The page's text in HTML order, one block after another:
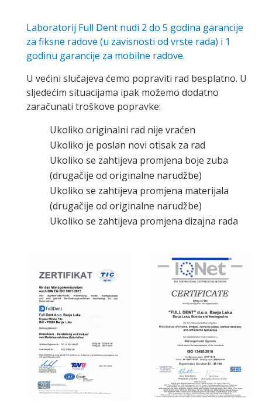
Laboratorij Full Dent nudi 2 do 5 godina garancije
za fiksne radove (u zavisnosti od vrste rada) i 1
godinu garancije za mobilne radove.
U većini slučajeva ćemo popraviti rad besplatno. U
sljedećim situacijama ipak možemo dodatno
zaračunati troškove popravke:
Ukoliko originalni rad nije vraćen
Ukoliko je poslan novi otisak za rad
Ukoliko se zahtijeva promjena boje zuba
(drugačije od originalne narudžbe)
Ukoliko se zahtijeva promjena materijala
(drugačije od originalne narudžbe)
Ukoliko se zahtijeva promjena dizajna rada